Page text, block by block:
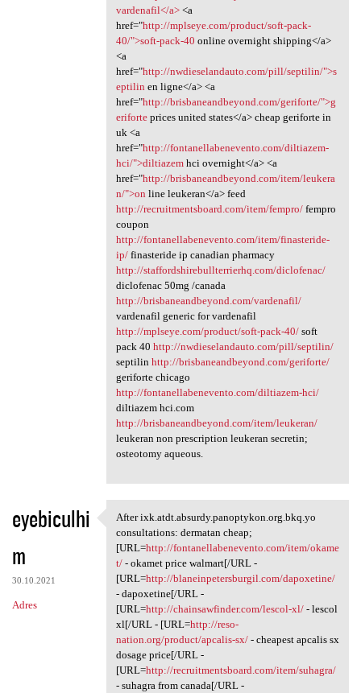
vardenafil</a><a
href="http://mplseye.com/product/soft-pack-
40/">soft-pack-40 online overnight shipping</a>
<a
href="http://nwdieselandauto.com/pill/septilin/">s
eptilin en ligne</a> <a
href="http://brisbaneandbeyond.com/geriforte/">g
eriforteprices united states</a> cheap geriforte in
uk <a
href="http://fontanellabenevento.com/diltiazem-
hci/">diltiazemhci overnight</a> <a
href="http://brisbaneandbeyond.com/item/leukera
n/">on line leukeran</a> feed
http://recruitmentsboard.com/item/fempro/fempro
coupon
http://fontanellabenevento.com/item/finasteride-
ip/finasteride ip canadian pharmacy
http://staffordshirebullterrierhq.com/diclofenac/
diclofenac 50mg /canada
http://brisbaneandbeyond.com/vardenafil/
vardenafil generic for vardenafil
http://mplseye.com/product/soft-pack-40/soft
pack 40 http://nwdieselandauto.com/pill/septilin/
septilin http://brisbaneandbeyond.com/geriforte/
geriforte chicago
http://fontanellabenevento.com/diltiazem-hci/
diltiazem hci.com
http://brisbaneandbeyond.com/item/leukeran/
leukeran non prescription leukeran secretin;
osteotomy aqueous.
eyebiculhi
m
30.10.2021
Adres
After ixk.atdt.absurdy
After ixk.atdt.absurdy.panoptykon.org.bkq.yo
consultations: dermatan cheap;
[URL=http://fontanellabenevento.com/item/okame
t/- okamet price walmart[/URL -
[URL=http://blaneinpetersburgil.com/dapoxetine/
- dapoxetine[/URL -
[URL=http://chainsawfinder.com/lescol-xl/- lescol
xl[/URL - [URL=http://reso-
nation.org/product/apcalis-sx/- cheapest apcalis sx
dosage price[/URL -
[URL=http://recruitmentsboard.com/item/suhagra/
- suhagra from canada[/URL -